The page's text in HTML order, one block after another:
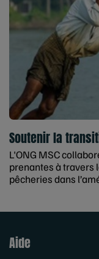
Soutenir la
L'ONG MSC
prenantes à travers
pêcheries dans
Aide